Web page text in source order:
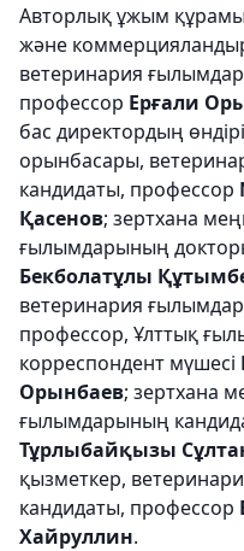
Авторлық ұжым
және
ветеринария
профессор Ерғали
бас директордың
орынбасары,
кандидаты, профессор
Қасенов; зертхана
ғылымдарының
Бекболатұлы
ветеринария
профессор, Ұлттық
корреспондент мүшесі
Орынбаев; зертхана
ғылымдарының
Тұрлыбайқызы
қызметкер,
кандидаты, профессор
Хайруллин.